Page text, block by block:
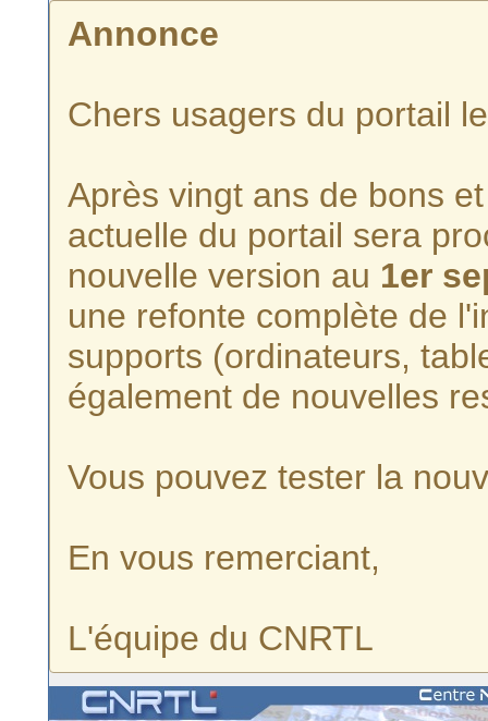
Annonce
Chers usagers du portail
Après vingt ans de bons
actuelle du portail sera
nouvelle version au 1er
une refonte complète de
supports (ordinateurs,
également de nouvelles
Vous pouvez tester la
En vous remerciant,
L'équipe du CNRTL